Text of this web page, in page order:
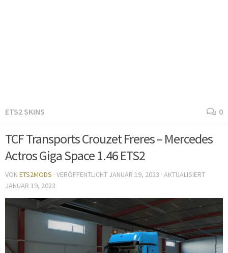
ETS2 SKINS 0
TCF Transports Crouzet Freres – Mercedes
Actros Giga Space 1.46 ETS2
VON ETS2MODS · VERÖFFENTLICHT JANUAR 19, 2023 · AKTUALISIERT
JANUAR 19, 2023